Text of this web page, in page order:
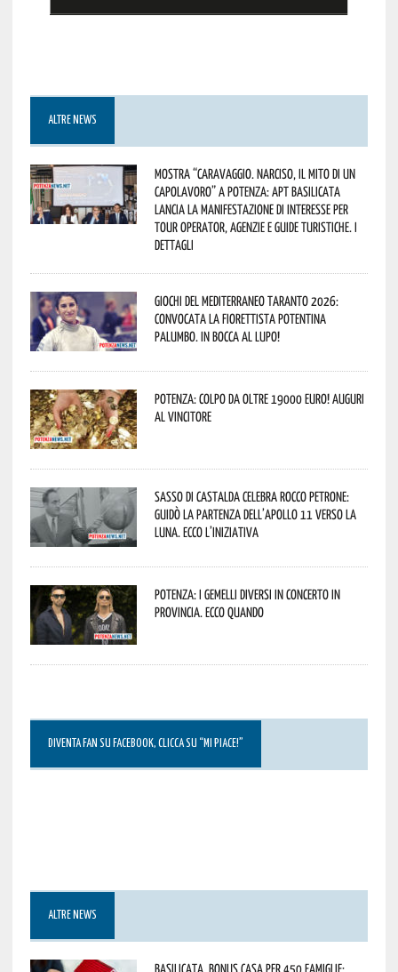
ALTRE NEWS
Mostra “Caravaggio. Narciso, il mito di un
capolavoro” a Potenza: APT Basilicata
lancia la manifestazione di interesse per
Tour Operator, Agenzie e Guide Turistiche. I
dettagli
Giochi del Mediterraneo Taranto 2026:
convocata la fiorettista potentina
Palumbo. In bocca al lupo!
Potenza: colpo da oltre 19000 Euro! Auguri
al vincitore
Sasso di Castalda celebra Rocco Petrone:
guidò la partenza dell’Apollo 11 verso la
Luna. Ecco l’iniziativa
Potenza: i Gemelli DiVersi in concerto in
provincia. Ecco quando
DIVENTA FAN SU FACEBOOK, CLICCA SU “MI PIACE!”
ALTRE NEWS
Basilicata, Bonus casa per 450 famiglie: